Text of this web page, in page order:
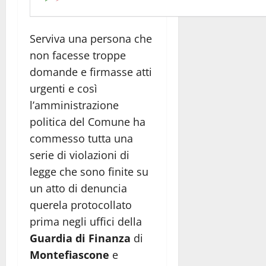
Serviva una persona che
non facesse troppe
domande e firmasse atti
urgenti e così
l’amministrazione
politica del Comune ha
commesso tutta una
serie di violazioni di
legge che sono finite su
un atto di denuncia
querela protocollato
prima negli uffici della
Guardia di Finanza di
Montefiascone e